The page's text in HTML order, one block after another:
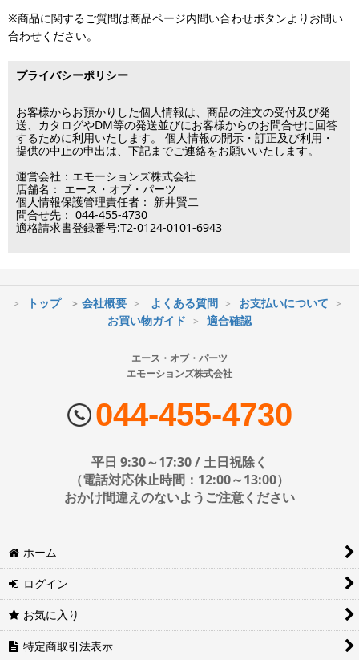
※銀行振り込み・郵便振替・コンビニ決済・PayPayオンライン決済
の場合、ご入金確認後の発送となります。
土曜は11時・日曜祝日は10時までのご注文でクレジットカード決
済・代引決済のみ当日出荷が可能です。
※クレジットカード・代引き決済以外のお支払方法を選択されてい
※メーカー発注品は除きます。
※最短到着をご希望の場合、時間指定不可の地域があります。
※配送業者の状況により荷物に遅延が生じる場合もございますので
ヤマト運輸・佐川急便・日本郵便・西濃運輸を使用しております。
配送会社はお選びいただけません。
時間指定は下記の通りです。
日時指定は4日後以降の指定となります。それ以前の日時指定をご希
望の場合は備考欄に記入をお願いします。
■地域ごとの最短配達日時について
い。
ヤマト運輸サービスレベル一覧表(PDF)
この日は出荷業務を行いませんので予めご了承下さい。
■営業日
営業時間：09:30～17:30
（電話対応休止時間：12:00～13:00）
土日祝日は出荷業務のみ行います。
土日祝日は電話・メールのお問い合わせ返信は
※商品に関するご質問は商品ページ内問い合わせボタンよりお問い
合わせください。
プライバシーポリシー
お客様からお預かりした個人情報は、商品の注文の受付及び発
送、カタログやDM等の発送並びにお客様からのお問合せに回答
するために利用いたします。 個人情報の開示・訂正及び利用・
提供の中止の申出は、下記までご連絡をお願いいたします。
運営会社：エモーションズ株式会社
店舗名： エース・オブ・パーツ
個人情報保護管理責任者： 新井賢二
問合せ先： 044-455-4730
適格請求書登録番号:T2-0124-0101-6943
トップ 会社概要 よくある質問
お支払いについて
お買い物ガイド
適合確認
エース・オブ・パーツ
エモーションズ株式会社
044-455-4730
平日 9:30～17:30 / 土日祝除く
（電話対応休止時間：12:00～13:00）
おかけ間違えのないようご注意ください
ホーム
ログイン
お気に入り
特定商取引法表示